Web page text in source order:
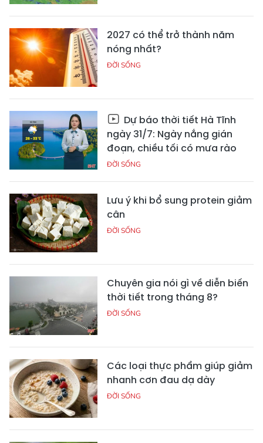
2027 có thể trở thành năm
nóng nhất?
ĐỜI SỐNG
Dự báo thời tiết Hà Tĩnh
ngày 31/7: Ngày nắng gián
đoạn, chiều tối có mưa rào
ĐỜI SỐNG
Lưu ý khi bổ sung protein giảm
cân
ĐỜI SỐNG
Chuyên gia nói gì về diễn biến
thời tiết trong tháng 8?
ĐỜI SỐNG
Các loại thực phẩm giúp giảm
nhanh cơn đau dạ dày
ĐỜI SỐNG